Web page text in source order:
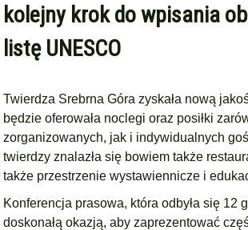
kolejny krok do wpisania
listę UNESCO
Twierdza Srebrna Góra zyskała nową
będzie oferowała noclegi oraz posiłki
zorganizowanych, jak i indywidualnych
twierdzy znalazła się bowiem także
także przestrzenie wystawiennicze i
Konferencja prasowa, która odbyła się 12
doskonałą okazją, aby zaprezentować